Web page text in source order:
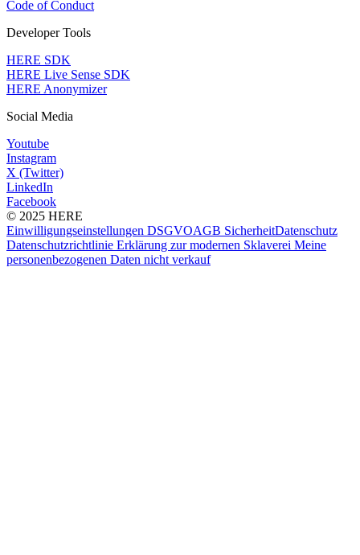
Code of Conduct
Developer Tools
HERE SDK
HERE Live Sense SDK
HERE Anonymizer
Social Media
Youtube
Instagram
X (Twitter)
LinkedIn
Facebook
© 2025 HERE
Einwilligungseinstellungen DSGVOAGB SicherheitDatenschutz
Datenschutzrichtlinie Erklärung zur modernen Sklaverei Meine
personenbezogenen Daten nicht verkauf